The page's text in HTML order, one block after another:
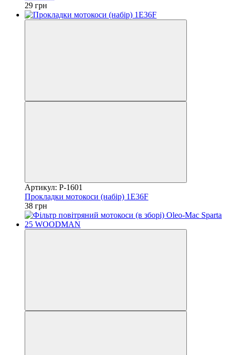
29 грн
Артикул: P-1601
Прокладки мотокоси (набір) 1E36F
38 грн